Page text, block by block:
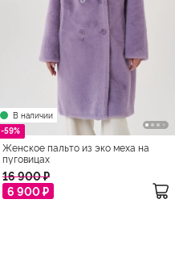
В наличии
-59%
Женское пальто из эко меха на
пуговицах
16 900 ₽
6 900 ₽